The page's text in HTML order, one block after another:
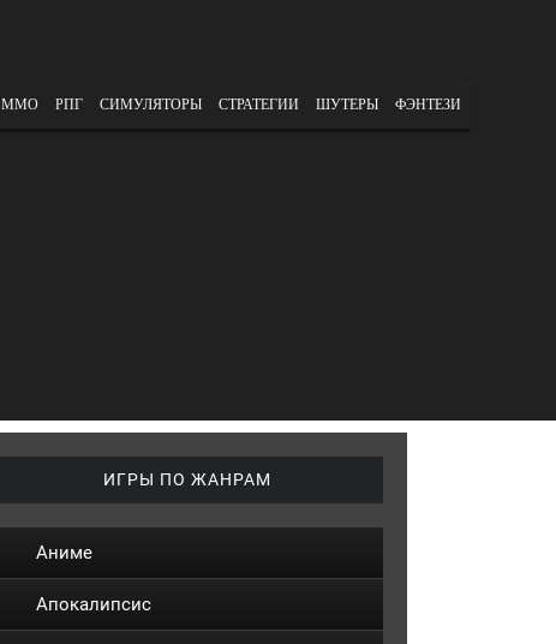
ММО РПГ СИМУЛЯТОРЫ СТРАТЕГИИ ШУТЕРЫ ФЭНТЕЗИ
ИГРЫ ПО ЖАНРАМ
Аниме
Апокалипсис